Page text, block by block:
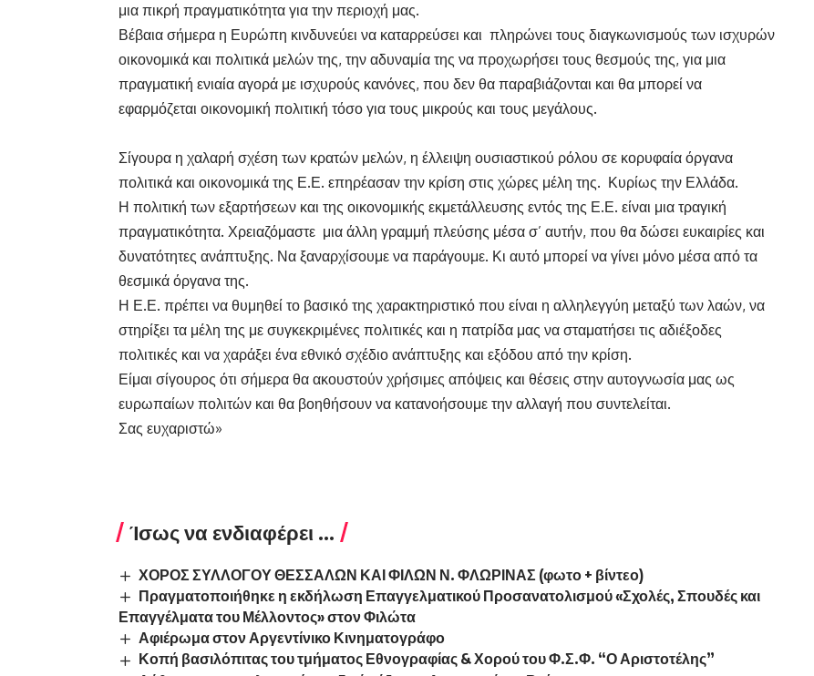
μια πικρή πραγματικότητα για την περιοχή μας.
Βέβαια σήμερα η Ευρώπη κινδυνεύει να καταρρεύσει και πληρώνει τους διαγκωνισμούς των ισχυρών
οικονομικά και πολιτικά μελών της, την αδυναμία της να προχωρήσει τους θεσμούς της, για μια
πραγματική ενιαία αγορά με ισχυρούς κανόνες, που δεν θα παραβιάζονται και θα μπορεί να
εφαρμόζεται οικονομική πολιτική τόσο για τους μικρούς και τους μεγάλους.
Σίγουρα η χαλαρή σχέση των κρατών μελών, η έλλειψη ουσιαστικού ρόλου σε κορυφαία όργανα
πολιτικά και οικονομικά της Ε.Ε. επηρέασαν την κρίση στις χώρες μέλη της. Κυρίως την Ελλάδα.
Η πολιτική των εξαρτήσεων και της οικονομικής εκμετάλλευσης εντός της Ε.Ε. είναι μια τραγική
πραγματικότητα. Χρειαζόμαστε μια άλλη γραμμή πλεύσης μέσα σ’ αυτήν, που θα δώσει ευκαιρίες και
δυνατότητες ανάπτυξης. Να ξαναρχίσουμε να παράγουμε. Κι αυτό μπορεί να γίνει μόνο μέσα από τα
θεσμικά όργανα της.
Η Ε.Ε. πρέπει να θυμηθεί το βασικό της χαρακτηριστικό που είναι η αλληλεγγύη μεταξύ των λαών, να
στηρίξει τα μέλη της με συγκεκριμένες πολιτικές και η πατρίδα μας να σταματήσει τις αδιέξοδες
πολιτικές και να χαράξει ένα εθνικό σχέδιο ανάπτυξης και εξόδου από την κρίση.
Είμαι σίγουρος ότι σήμερα θα ακουστούν χρήσιμες απόψεις και θέσεις στην αυτογνωσία μας ως
ευρωπαίων πολιτών και θα βοηθήσουν να κατανοήσουμε την αλλαγή που συντελείται.
Σας ευχαριστώ»
Ίσως να ενδιαφέρει ...
ΧΟΡΟΣ ΣΥΛΛΟΓΟΥ ΘΕΣΣΑΛΩΝ ΚΑΙ ΦΙΛΩΝ Ν. ΦΛΩΡΙΝΑΣ (φωτο + βίντεο)
Πραγματοποιήθηκε η εκδήλωση Επαγγελματικού Προσανατολισμού «Σχολές, Σπουδές και
Επαγγέλματα του Μέλλοντος» στον Φιλώτα
Αφιέρωμα στον Αργεντίνικο Κινηματογράφο
Κοπή βασιλόπιτας του τμήματος Εθνογραφίας & Χορού του Φ.Σ.Φ. “Ο Αριστοτέλης”